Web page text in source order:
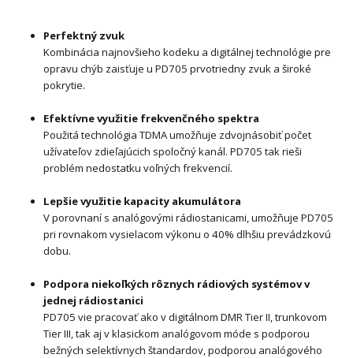
Perfektný zvuk
Kombinácia najnovšieho kodeku a digitálnej technológie pre
opravu chýb zaisťuje u PD705 prvotriedny zvuk a široké
pokrytie.
Efektívne využitie frekvenčného spektra
Použitá technológia TDMA umožňuje zdvojnásobiť počet
užívateľov zdieľajúcich spoločný kanál. PD705 tak rieši
problém nedostatku voľných frekvencií.
Lepšie využitie kapacity akumulátora
V porovnaní s analógovými rádiostanicami, umožňuje PD705
pri rovnakom vysielacom výkonu o 40% dlhšiu prevádzkovú
dobu.
Podpora niekoľkých rôznych rádiových systémov v
jednej rádiostanici
PD705 vie pracovať ako v digitálnom DMR Tier II, trunkovom
Tier III, tak aj v klasickom analógovom móde s podporou
bežných selektívnych štandardov, podporou analógového